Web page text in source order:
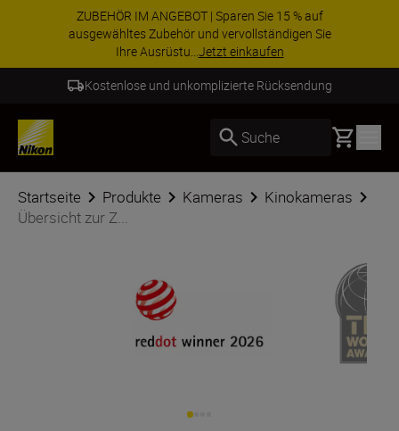
ZUBEHÖR IM ANGEBOT | Sparen Sie 15 % auf
ausgewähltes Zubehör und vervollständigen Sie
Ihre Ausrüstu...Jetzt einkaufen
Kostenlose und unkomplizierte Rücksendung
Suche Basket
Startseite Produkte Kameras
Kinokameras
Übersicht zur Z...